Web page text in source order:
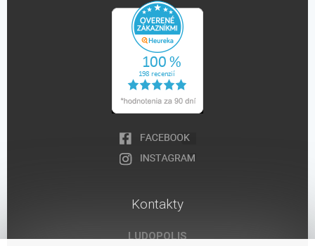
Kontakty
LUDOPOLIS